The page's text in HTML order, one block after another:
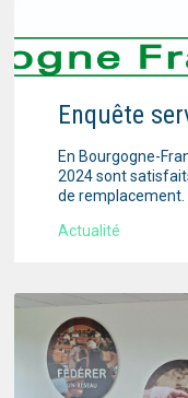
Enquête
En Bourgogne-
2024 sont
de remplacement.
Actualité